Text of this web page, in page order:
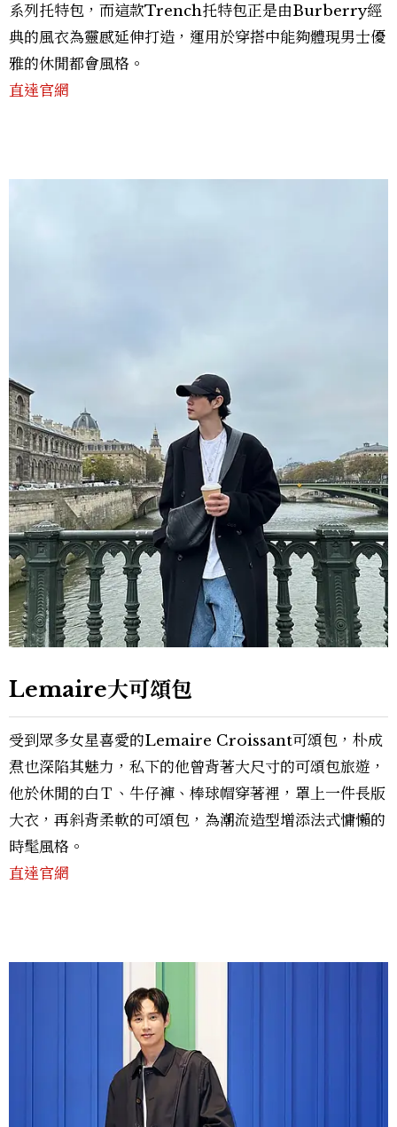
系列托特包，而這款Trench托特包正是由Burberry經
典的風衣為靈感延伸打造，運用於穿搭中能夠體現男士優
雅的休閒都會風格。
直達官網
Lemaire大可頌包
受到眾多女星喜愛的Lemaire Croissant可頌包，朴成
焄也深陷其魅力，私下的他曾背著大尺寸的可頌包旅遊，
他於休閒的白Ｔ、牛仔褲、棒球帽穿著裡，罩上一件長版
大衣，再斜背柔軟的可頌包，為潮流造型增添法式慵懶的
時髦風格。
直達官網